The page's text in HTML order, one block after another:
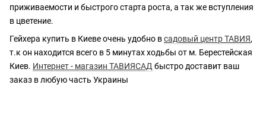
приживаемости и быстрого старта роста, а так же вступления
в цветение.
Гейхера купить в Киеве очень удобно всадовый центр ТАВИЯ,
т.к он находится всего в 5 минутах ходьбы от м. Берестейская
Киев. Интернет - магазин ТАВИЯСАД быстро доставит ваш
заказ в любую часть Украины